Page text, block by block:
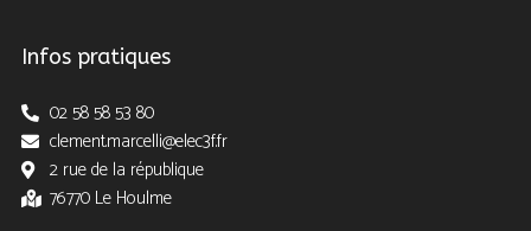
Infos pratiques
02 58 58 53 80
clement.marcelli@elec3f.fr
2 rue de la république
76770 Le Houlme